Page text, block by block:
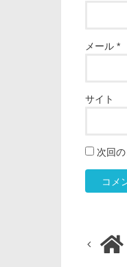
メール *
サイト
次回